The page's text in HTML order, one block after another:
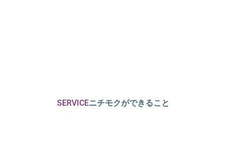
SERVICEニチモクができること